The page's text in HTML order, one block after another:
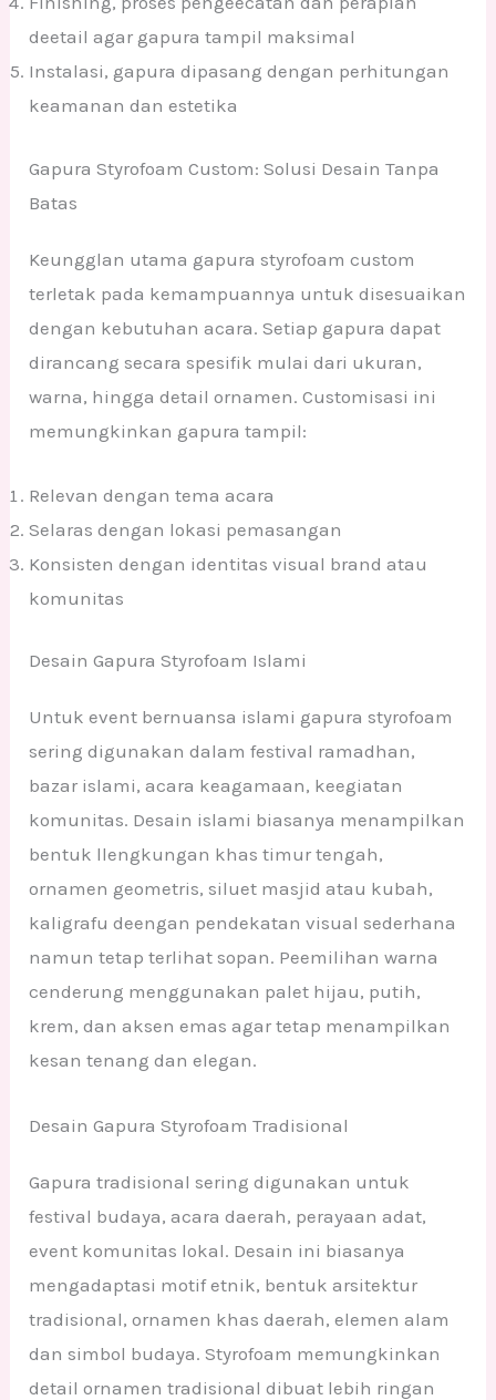
deetail agar gapura tampil maksimal
Instalasi, gapura dipasang dengan perhitungan
keamanan dan estetika
Gapura Styrofoam Custom: Solusi Desain Tanpa
Batas
Keungglan utama gapura styrofoam custom
terletak pada kemampuannya untuk disesuaikan
dengan kebutuhan acara. Setiap gapura dapat
dirancang secara spesifik mulai dari ukuran,
warna, hingga detail ornamen. Customisasi ini
memungkinkan gapura tampil:
Relevan dengan tema acara
Selaras dengan lokasi pemasangan
Konsisten dengan identitas visual brand atau
komunitas
Desain Gapura Styrofoam Islami
Untuk event bernuansa islami gapura styrofoam
sering digunakan dalam festival ramadhan,
bazar islami, acara keagamaan, keegiatan
komunitas. Desain islami biasanya menampilkan
bentuk llengkungan khas timur tengah,
ornamen geometris, siluet masjid atau kubah,
kaligrafu deengan pendekatan visual sederhana
namun tetap terlihat sopan. Peemilihan warna
cenderung menggunakan palet hijau, putih,
krem, dan aksen emas agar tetap menampilkan
kesan tenang dan elegan.
Desain Gapura Styrofoam Tradisional
Gapura tradisional sering digunakan untuk
festival budaya, acara daerah, perayaan adat,
event komunitas lokal. Desain ini biasanya
mengadaptasi motif etnik, bentuk arsitektur
tradisional, ornamen khas daerah, elemen alam
dan simbol budaya. Styrofoam memungkinkan
detail ornamen tradisional dibuat lebih ringan